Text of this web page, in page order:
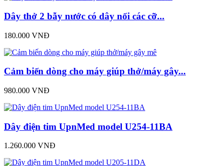
Dây thở 2 bẫy nước có dây nối các cỡ...
180.000 VNĐ
Cảm biến dòng cho máy giúp thở/máy gây...
980.000 VNĐ
Dây điện tim UpnMed model U254-11BA
1.260.000 VNĐ